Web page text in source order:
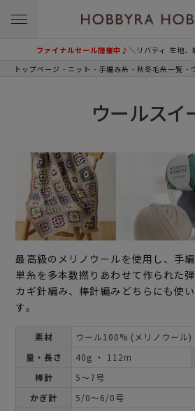
ファイナルセール開催中♪＼リバティ 生地
トップページ ニット 手編み糸 秋冬毛糸一覧
ウールスイ
最高級のメリノウールを使用し、手
単糸を多本数撚りあわせて作られた弾
カギ針編み、棒針編みどちらにも使
す。
素材
ウール100% (メリノウール)
量・長さ
40g ・ 112m
棒針
5～7号
かぎ針
5/0～6/0号